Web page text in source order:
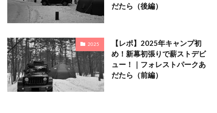
だたら（後編）
2025
【レポ】2025年キャンプ初
め！新幕初張りで薪ストデビ
ュー！｜フォレストパークあ
だたら（前編）